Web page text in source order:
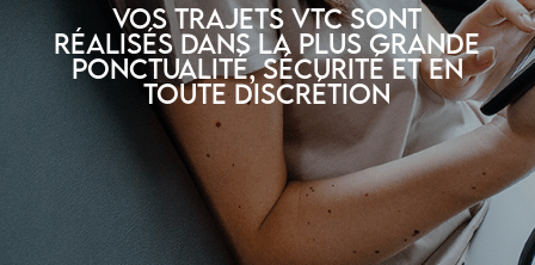
Vos trajets VTC sont
réalisés dans la plus grande
ponctualité, sécurité et en
toute discrétion